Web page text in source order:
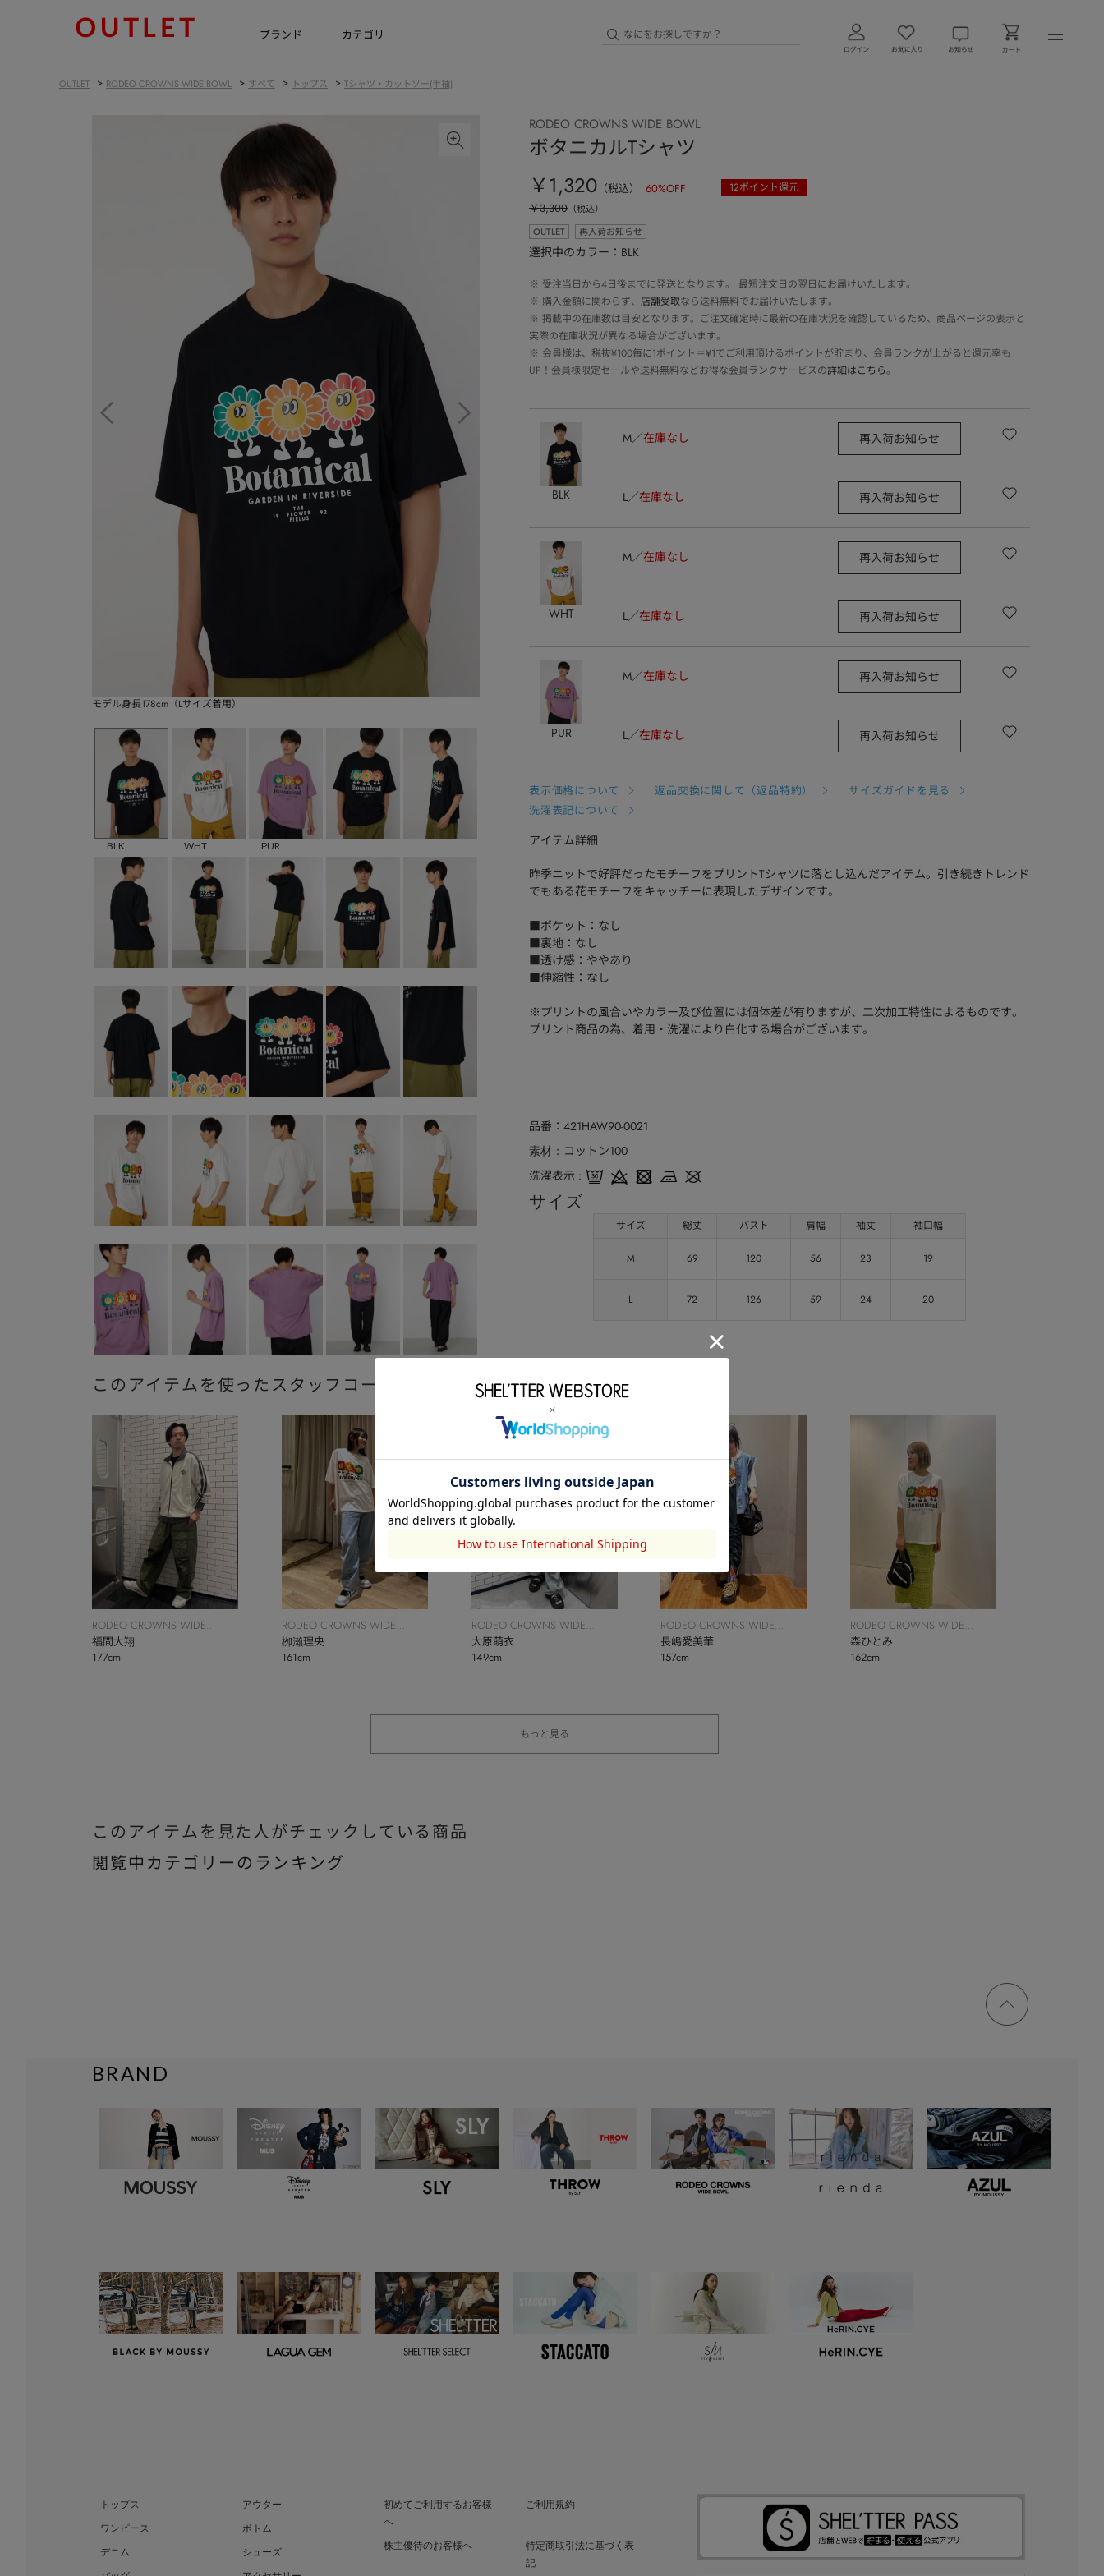
ブランド カテゴリ
OUTLET > RODEO CROWNS WIDE BOWL > すべて > トップス > Tシャツ・カットソー(半袖)
モデル身長178cm（Lサイズ着用）
BLK WHT PUR
RODEO CROWNS WIDE BOWL
ボタニカルTシャツ
￥1,320 （税込） 60%OFF 12ポイント還元
￥3,300（税込）
OUTLET
再入荷お知らせ
選択中のカラー：BLK
※ 受注当日から4日後までに発送となります。 最短注文日の翌日にお届けいたします。
※ 購入金額に関わらず、 店舗受取なら送料無料でお届けいたします。
※ 掲載中の在庫数は目安となります。ご注文確定時に最新の在庫状況を確認しているため、商品ページの表示と
実際の在庫状況が異なる場合がございます。
※ 会員様は、税抜¥100毎に1ポイント＝¥1でご利用頂けるポイントが貯まり、会員ランクが上がると還元率も
UP！会員様限定セールや送料無料などお得な会員ランクサービスの詳細はこちら。
BLK
M 在庫なし 再入荷お知らせ
L 在庫なし 再入荷お知らせ
WHT
M 在庫なし 再入荷お知らせ
L 在庫なし 再入荷お知らせ
PUR
M 在庫なし 再入荷お知らせ
L 在庫なし 再入荷お知らせ
表示価格について 返品交換に関して（返品特約）
サイズガイドを見る
洗濯表記について
アイテム詳細
昨季ニットで好評だったモチーフをプリントTシャツに落とし込んだアイテム。引き続きトレンド
でもある花モチーフをキャッチーに表現したデザインです。
■ポケット：なし
■裏地：なし
■透け感：ややあり
■伸縮性：なし
※プリントの風合いやカラー及び位置には個体差が有りますが、二次加工特性によるものです。
プリント商品の為、着用・洗濯により白化する場合がございます。
品番 421HAW90-0021
素材
コットン100
洗濯表示
サイズ
サイズ 総丈 バスト 肩幅 袖丈 袖口幅
M 69 120 56 23 19
L 72 126 59 24 20
このアイテムを使ったスタッフコーディネート
RODEO CROWNS WIDE
BOWL
福間大翔
177cm
RODEO CROWNS WIDE
BOWL
栁瀨理央
161cm
RODEO CROWNS WIDE
BOWL
大原萌衣
149cm
RODEO CROWNS WIDE
BOWL
長嶋愛美華
157cm
RODEO CROWNS WIDE
BOWL
森ひとみ
162cm
もっと見る
このアイテムを見た人がチェックしている商品
閲覧中カテゴリーのランキング
ページ
トップ
BRAND
トップス
アウター
ワンピース
ボトム
デニム
シューズ
初めてご利用するお客様
へ
ご利用規約
株主優待のお客様へ
特定商取引法に基づく表
記